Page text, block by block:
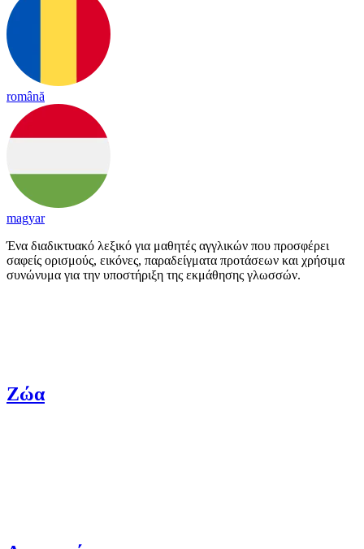
română
magyar
Ένα διαδικτυακό λεξικό για μαθητές αγγλικών που προσφέρει
σαφείς ορισμούς, εικόνες, παραδείγματα προτάσεων και χρήσιμα
συνώνυμα για την υποστήριξη της εκμάθησης γλωσσών.
Ζώα